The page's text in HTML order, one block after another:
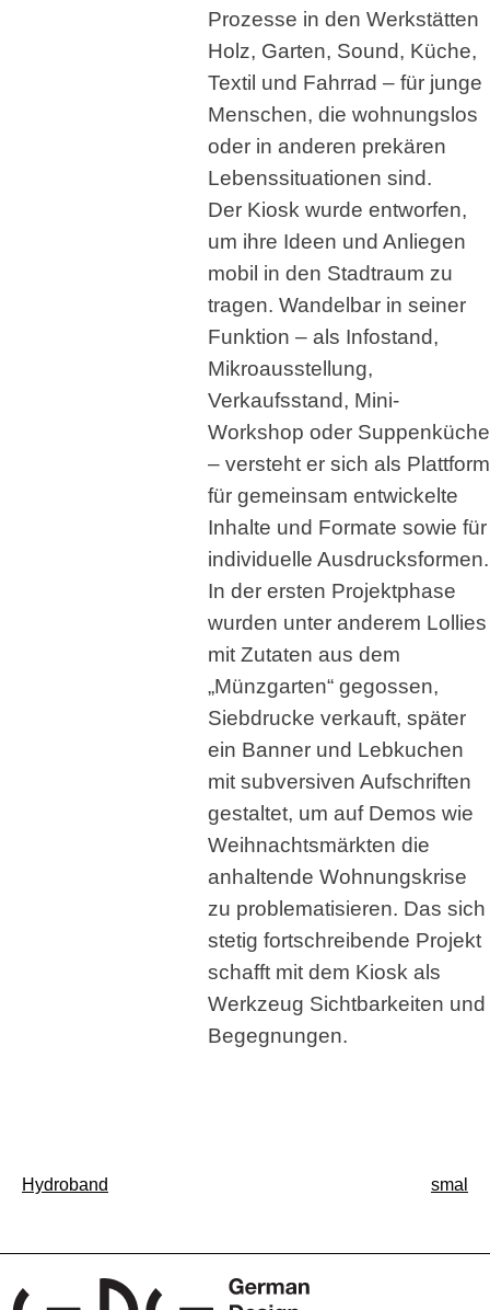
Prozesse in den Werkstätten
Holz, Garten, Sound, Küche,
Textil und Fahrrad – für junge
Menschen, die wohnungslos
oder in anderen prekären
Lebenssituationen sind.
Der Kiosk wurde entworfen,
um ihre Ideen und Anliegen
mobil in den Stadtraum zu
tragen. Wandelbar in seiner
Funktion – als Infostand,
Mikroausstellung,
Verkaufsstand, Mini-
Workshop oder Suppenküche
– versteht er sich als Plattform
für gemeinsam entwickelte
Inhalte und Formate sowie für
individuelle Ausdrucksformen.
In der ersten Projektphase
wurden unter anderem Lollies
mit Zutaten aus dem
„Münzgarten“ gegossen,
Siebdrucke verkauft, später
ein Banner und Lebkuchen
mit subversiven Aufschriften
gestaltet, um auf Demos wie
Weihnachtsmärkten die
anhaltende Wohnungskrise
zu problematisieren. Das sich
stetig fortschreibende Projekt
schafft mit dem Kiosk als
Werkzeug Sichtbarkeiten und
Begegnungen.
Beitragsnavigation
Hydroband smal